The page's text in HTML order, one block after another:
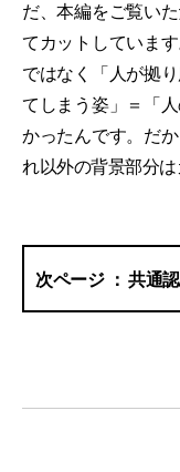
だ、本編をご覧い
てカットしていま
ではなく「人が拠
てしまう姿」＝「
かったんです。だ
れ以外の背景部分は
共通